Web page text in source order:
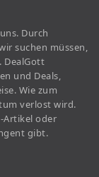
Durch
suchen müssen,
DealGott
und Deals,
Wie zum
verlost wird.
Artikel oder
gibt.